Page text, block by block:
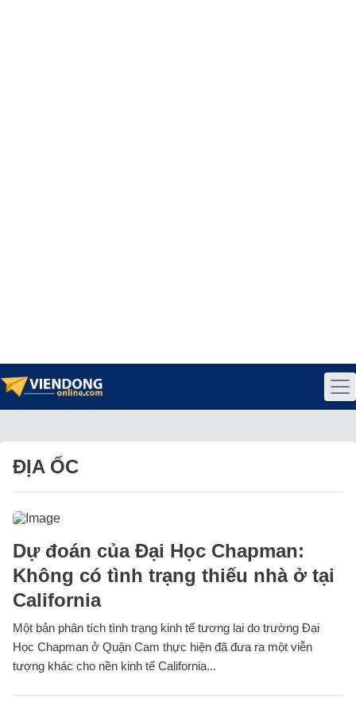
ĐỊA ỐC
Dự đoán của Đại Học Chapman:
Không có tình trạng thiếu nhà ở tại
California
Một bản phân tích tình trạng kinh tế tương lai do trường Đại
Học Chapman ở Quận Cam thực hiện đã đưa ra một viễn
tượng khác cho nền kinh tế California...